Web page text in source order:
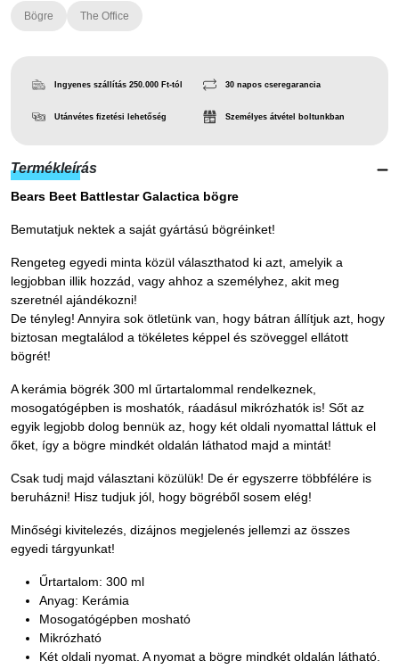
Bögre The Office
Ingyenes szállítás 250.000 Ft-tól
Utánvétes fizetési lehetőség
30 napos cseregarancia
Személyes átvétel boltunkban
Termékleírás
Bears Beet Battlestar Galactica bögre
Bemutatjuk nektek a saját gyártású bögréinket!
Rengeteg egyedi minta közül választhatod ki azt, amelyik a
legjobban illik hozzád, vagy ahhoz a személyhez, akit meg
szeretnél ajándékozni!
De tényleg! Annyira sok ötletünk van, hogy bátran állítjuk azt, hogy
biztosan megtalálod a tökéletes képpel és szöveggel ellátott
bögrét!
A kerámia bögrék 300 ml űrtartalommal rendelkeznek,
mosogatógépben is moshatók, ráadásul mikrózhatók is! Sőt az
egyik legjobb dolog bennük az, hogy két oldali nyomattal láttuk el
őket, így a bögre mindkét oldalán láthatod majd a mintát!
Csak tudj majd választani közülük! De ér egyszerre többfélére is
beruházni! Hisz tudjuk jól, hogy bögréből sosem elég!
Minőségi kivitelezés, dizájnos megjelenés jellemzi az összes
egyedi tárgyunkat!
Űrtartalom: 300 ml
Anyag: Kerámia
Mosogatógépben mosható
Mikrózható
Két oldali nyomat. A nyomat a bögre mindkét oldalán látható.